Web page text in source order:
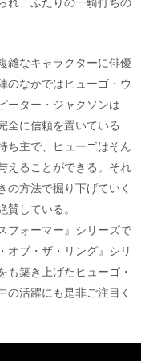
雑なキャラクターに俳優
のなかではヒューゴ・ウ
ーター・ジャクソンは
全に信頼を置いている
ち主で、ヒューゴはそん
えることができる。それ
の方法で掘り下げていく
している。
フォーマー』シリーズで
オブ・ザ・リング』シリ
も築き上げたヒューゴ・
の活躍にも是非ご注目く